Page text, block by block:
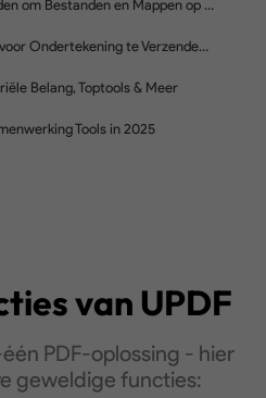
bestanden
Ontdek meer
van UPDF
PDF-oplossing - hier
geweldige functies: